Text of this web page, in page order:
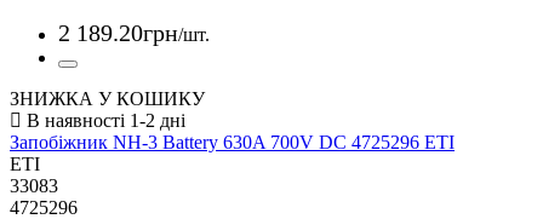
2 189.20грн/шт.
ЗНИЖКА У КОШИКУ
Запобіжник NH-3 Battery 630A 700V DC 4725296 ETI
ETI
33083
4725296